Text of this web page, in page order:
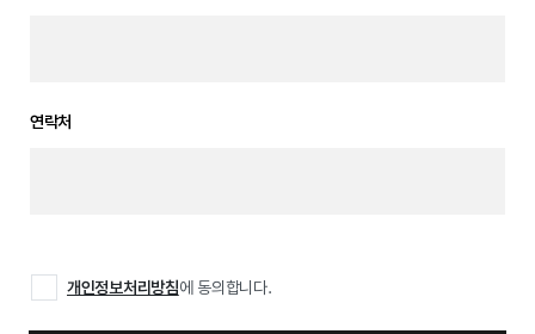
연락처
개인정보처리방침에 동의합니다.